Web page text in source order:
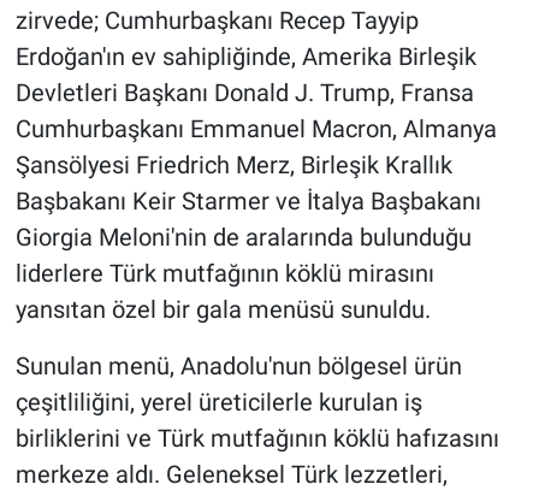
zirvede; Cumhurbaşkanı Recep Tayyip
Erdoğan'ın ev sahipliğinde, Amerika Birleşik
Devletleri Başkanı Donald J. Trump, Fransa
Cumhurbaşkanı Emmanuel Macron, Almanya
Şansölyesi Friedrich Merz, Birleşik Krallık
Başbakanı Keir Starmer ve İtalya Başbakanı
Giorgia Meloni'nin de aralarında bulunduğu
liderlere Türk mutfağının köklü mirasını
yansıtan özel bir gala menüsü sunuldu.
Sunulan menü, Anadolu'nun bölgesel ürün
çeşitliliğini, yerel üreticilerle kurulan iş
birliklerini ve Türk mutfağının köklü hafızasını
merkeze aldı. Geleneksel Türk lezzetleri,